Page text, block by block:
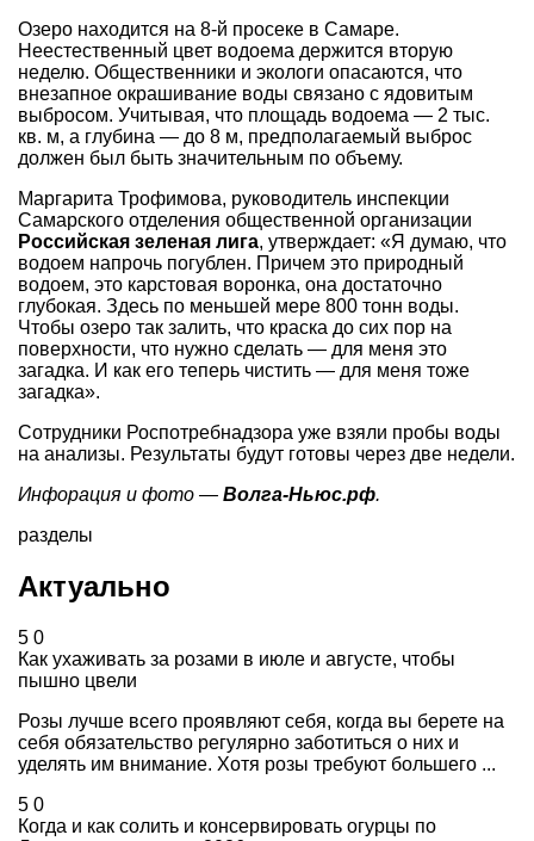
Озеро находится на 8-й просеке в Самаре.
Неестественный цвет водоема держится вторую
неделю. Общественники и экологи опасаются, что
внезапное окрашивание воды связано с ядовитым
выбросом. Учитывая, что площадь водоема — 2 тыс.
кв. м, а глубина — до 8 м, предполагаемый выброс
должен был быть значительным по объему.
Маргарита Трофимова, руководитель инспекции
Самарского отделения общественной организации
Российская зеленая лига, утверждает: «Я думаю, что
водоем напрочь погублен. Причем это природный
водоем, это карстовая воронка, она достаточно
глубокая. Здесь по меньшей мере 800 тонн воды.
Чтобы озеро так залить, что краска до сих пор на
поверхности, что нужно сделать — для меня это
загадка. И как его теперь чистить — для меня тоже
загадка».
Сотрудники Роспотребнадзора уже взяли пробы воды
на анализы. Результаты будут готовы через две недели.
Инфорация и фото — Волга-Ньюс.рф.
разделы
Актуально
5 0
Как ухаживать за розами в июле и августе, чтобы
пышно цвели
Розы лучше всего проявляют себя, когда вы берете на
себя обязательство регулярно заботиться о них и
уделять им внимание. Хотя розы требуют большего ...
5 0
Когда и как солить и консервировать огурцы по